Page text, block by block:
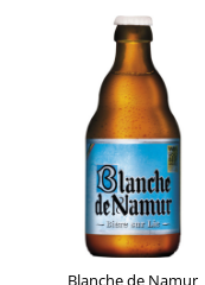
Blanche de Namur